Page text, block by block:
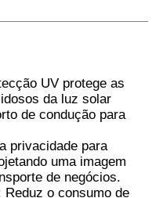
UV protege as
da luz solar
de condução para
privacidade para
uma imagem
de negócios.
Reduz o consumo de